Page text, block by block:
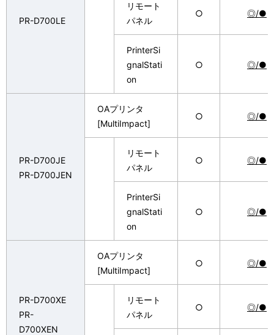
PR-D700LE
リモート
パネル
○ ◎/●
PrinterSi
gnalStati
on
○ ◎/●
PR-D700JE
PR-D700JEN
OAプリンタ
[MultiImpact]
○ ◎/●
リモート
パネル
○ ◎/●
PrinterSi
gnalStati
on
○ ◎/●
PR-D700XE
PR-
D700XEN
OAプリンタ
[MultiImpact]
○ ◎/●
リモート
パネル
○ ◎/●